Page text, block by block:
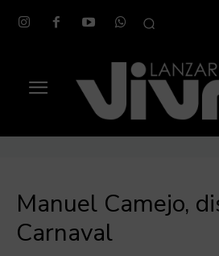
Manuel Camejo,
Carnaval